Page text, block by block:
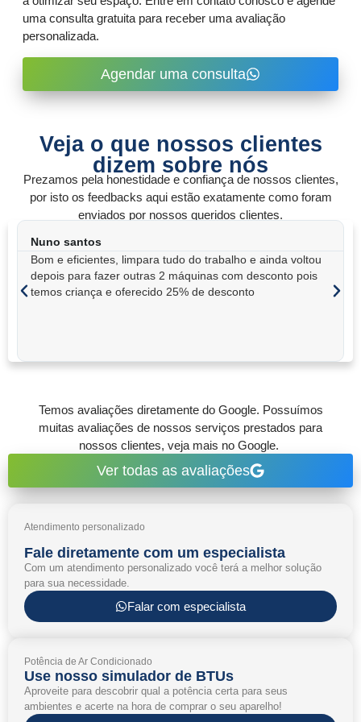
Agendar uma consulta
uma consulta gratuita para receber uma avaliação
personalizada.
Veja o que nossos clientes
dizem sobre nós
Prezamos pela honestidade e confiança de nossos clientes,
por isto os feedbacks aqui estão exatamente como foram
enviados por nossos queridos clientes.
Henrique santilo do Sado
Gajo bom e honesto, muito atencioso aos idosos, foi
recomendação de uma amiga de nossa filha, pois o gajo
já tinha feito trabalho no hotel da familia e este ano de
Temos avaliações diretamente do Google. Possuímos
muitas avaliações de nossos serviços prestados para
nossos clientes, veja mais no Google.
Ver todas as avaliações
Atendimento personalizado
Fale diretamente com um especialista
Com um atendimento personalizado você terá a melhor solução
para sua necessidade.
Falar com especialista
Potência de Ar Condicionado
Use nosso simulador de BTUs
Aproveite para descobrir qual a potência certa para seus
ambientes e acerte na hora de comprar o seu aparelho!